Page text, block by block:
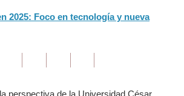
2025: Foco en tecnología y nueva